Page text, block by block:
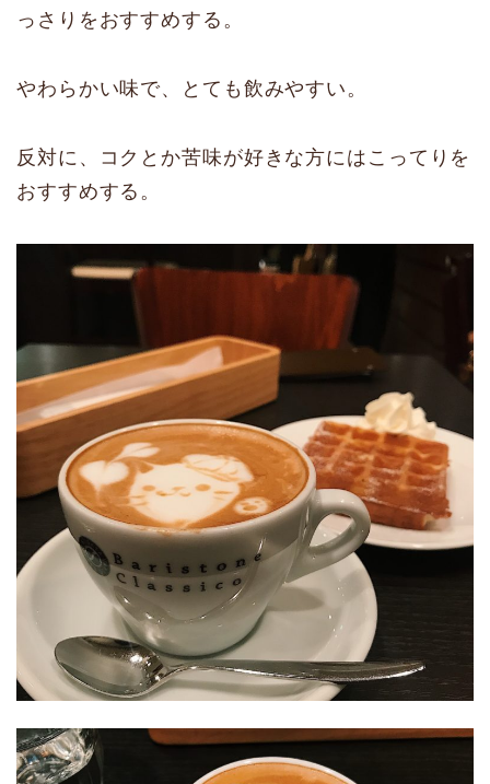
っさりをおすすめする。
やわらかい味で、とても飲みやすい。
反対に、コクとか苦味が好きな方にはこってりを
おすすめする。